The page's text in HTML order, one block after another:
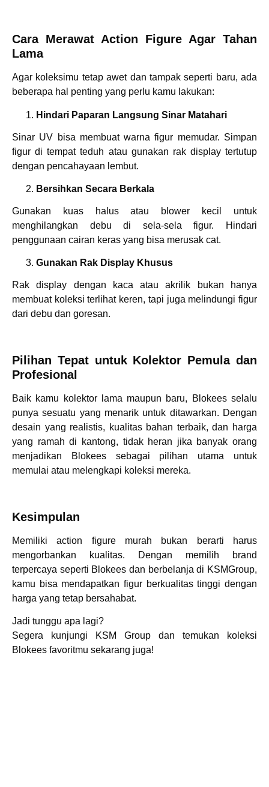
Cara Merawat Action Figure Agar Tahan
Lama
Agar koleksimu tetap awet dan tampak seperti baru, ada
beberapa hal penting yang perlu kamu lakukan:
Hindari Paparan Langsung Sinar Matahari
Sinar UV bisa membuat warna figur memudar. Simpan
figur di tempat teduh atau gunakan rak display tertutup
dengan pencahayaan lembut.
Bersihkan Secara Berkala
Gunakan kuas halus atau blower kecil untuk
menghilangkan debu di sela-sela figur. Hindari
penggunaan cairan keras yang bisa merusak cat.
Gunakan Rak Display Khusus
Rak display dengan kaca atau akrilik bukan hanya
membuat koleksi terlihat keren, tapi juga melindungi figur
dari debu dan goresan.
Pilihan Tepat untuk Kolektor Pemula dan
Profesional
Baik kamu kolektor lama maupun baru, Blokees selalu
punya sesuatu yang menarik untuk ditawarkan. Dengan
desain yang realistis, kualitas bahan terbaik, dan harga
yang ramah di kantong, tidak heran jika banyak orang
menjadikan Blokees sebagai pilihan utama untuk
memulai atau melengkapi koleksi mereka.
Kesimpulan
Memiliki action figure murah bukan berarti harus
mengorbankan kualitas. Dengan memilih brand
terpercaya seperti Blokees dan berbelanja di KSMGroup,
kamu bisa mendapatkan figur berkualitas tinggi dengan
harga yang tetap bersahabat.
Jadi tunggu apa lagi?
Segera kunjungi KSM Group dan temukan koleksi
Blokees favoritmu sekarang juga!